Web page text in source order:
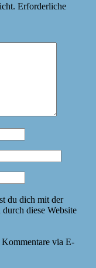
Erforderliche
du dich mit der
diese Website
via E-